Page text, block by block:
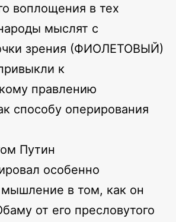
воплощения в тех
мыслят с
зрения (ФИОЛЕТОВЫЙ)
к
правлению
способу оперирования
Путин
особенно
в том, как он
от его пресловутого